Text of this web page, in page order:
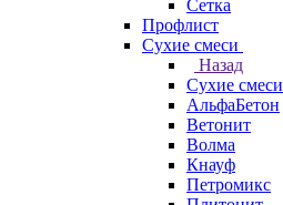
Сетка
Профлист
Сухие смеси
Назад
Сухие смеси
АльфаБетон
Ветонит
Волма
Кнауф
Петромикс